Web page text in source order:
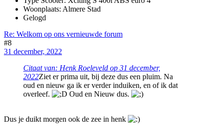
Woonplaats: Almere Stad
Gelogd
Re: Welkom op ons vernieuwde forum
#8
31 december, 2022
Citaat van: Henk Roeleveld op 31 december,
2022Ziet er prima uit, bij deze dus een pluim. Na
oud en nieuw ga ik er verder induiken, en of ik dat
overleef.
Oud en Nieuw dus.
Dus je duikt morgen ook de zee in henk